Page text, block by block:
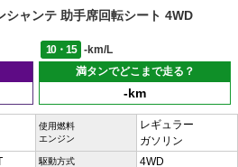
シャンテ 助手席回転シート 4WD
10・15
-km/L
満タンでどこまで走る？
-km
使用燃料
エンジン
レギュラー
ガソリン
駆動方式 4WD